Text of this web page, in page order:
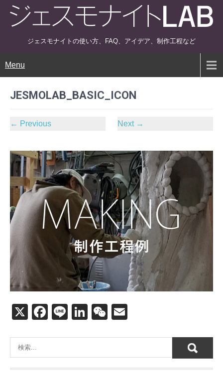
ジェスモナイトの使い方、FAQ、アイデア、制作工程など
Menu
JESMOLAB_BASIC_ICON
← Previous Next →
X
F
c
e
Li
e
Li
k
e
W
C
h
ail